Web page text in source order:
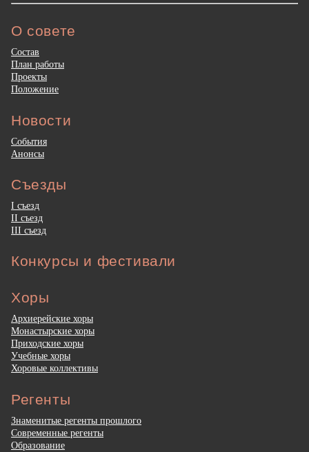
О совете
Состав
План работы
Проекты
Положение
Новости
События
Анонсы
Съезды
I съезд
II съезд
III съезд
Конкурсы и фестивали
Хоры
Архиерейские хоры
Монастырские хоры
Приходские хоры
Учебные хоры
Хоровые коллективы
Регенты
Знаменитые регенты прошлого
Современные регенты
Образование